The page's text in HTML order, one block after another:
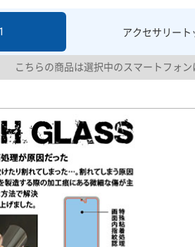
アクセサリー
こちらの商品は選択中のスマートフォン